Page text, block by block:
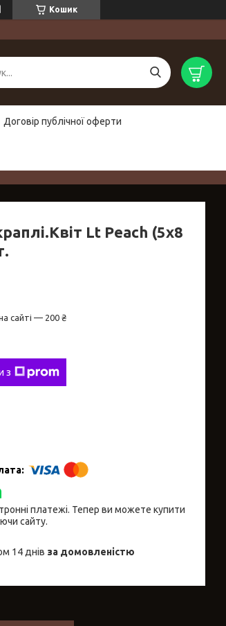
Кошик
Договір публічної оферти
Lt Peach (5х8
сайті — 200 ₴
з
платежі. Тепер ви можете купити
сайту.
14 днів за домовленістю